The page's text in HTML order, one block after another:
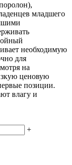
младшего
необходимую
для
на
ценовую
позиции.
влагу и
+